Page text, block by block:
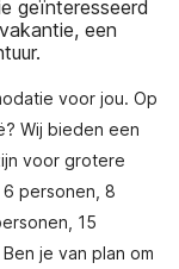
geïnteresseerd
een
voor jou. Op
Wij bieden een
voor grotere
personen, 8
15
je van plan om